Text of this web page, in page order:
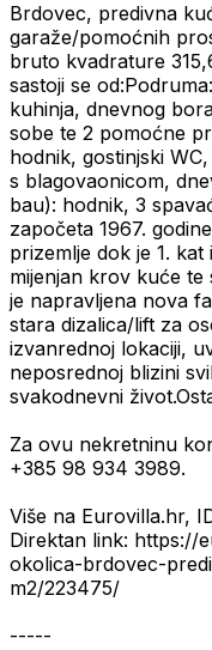
Brdovec, predivna
garaže/pomoćnih
bruto kvadrature
sastoji se
kuhinja, dnevnog
sobe te 2 pomoćne
hodnik, gostinjski
s blagovaonicom,
bau): hodnik, 3
započeta 1967.
prizemlje dok je 1.
mijenjan krov kuće te
je napravljena nova
stara dizalica/lift za
izvanrednoj lokaciji,
neposrednoj blizini
svakodnevni
Za ovu nekretninu
+385 98 934 3989.
Više na Eurovilla.hr,
Direktan link: https://
okolica-brdovec-
m2/223475/
-----